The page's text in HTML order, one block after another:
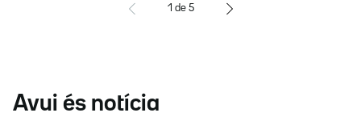
1 de 5
Avui és notícia